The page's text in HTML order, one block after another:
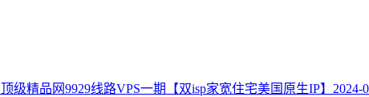
级精品网9929线路VPS一期【双isp家宽住宅美国原生IP】 2024-